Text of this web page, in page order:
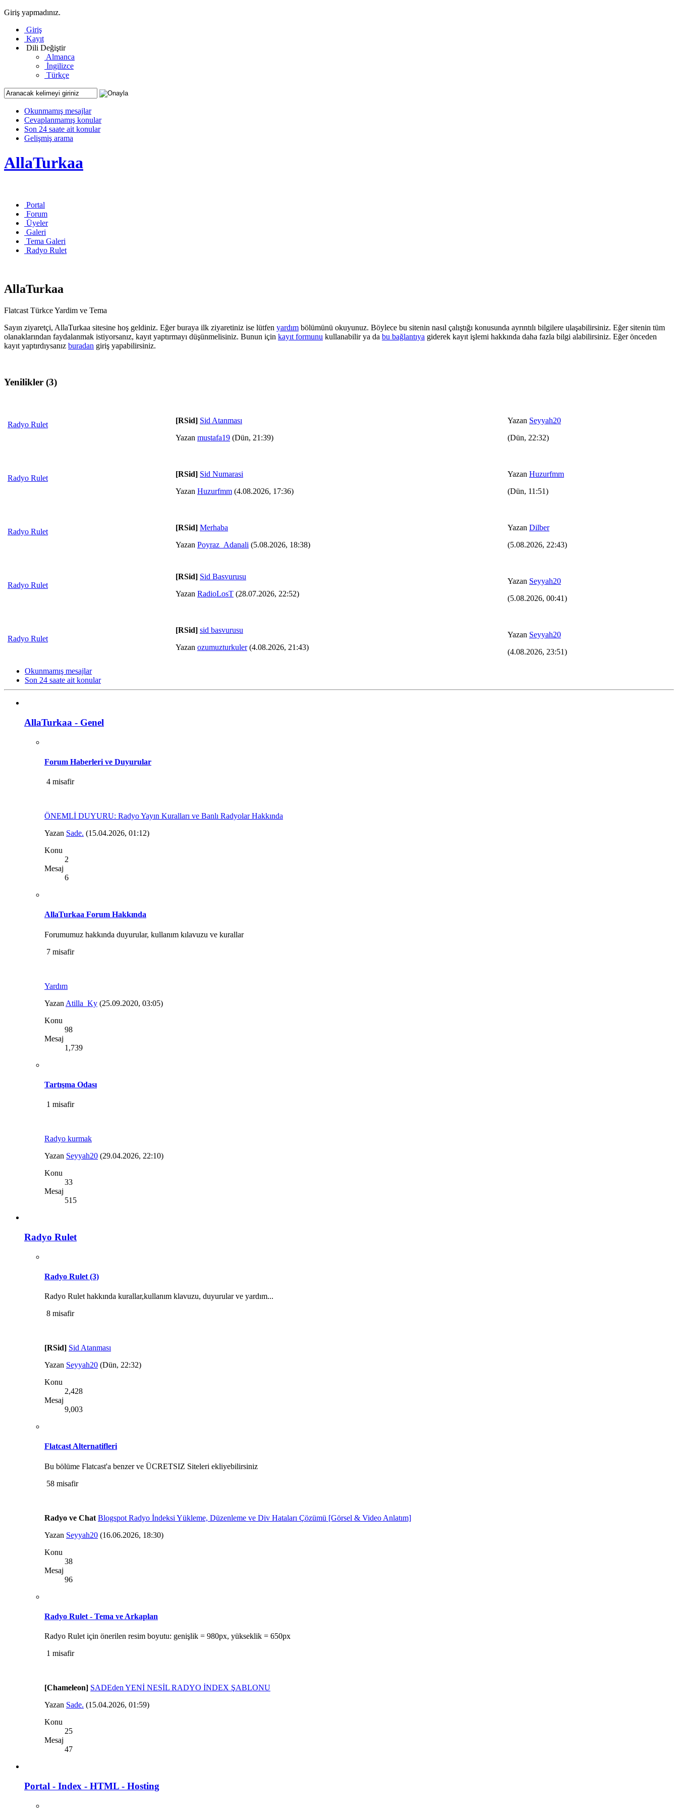
Giriş yapmadınız.
Giriş
Kayıt
Dili Değiştir
Almanca
İngilizce
Türkçe
Okunmamış mesajlar
Cevaplanmamış konular
Son 24 saate ait konular
Gelişmiş arama
AllaTurkaa
Portal
Forum
Üyeler
Galeri
Tema Galeri
Radyo Rulet
AllaTurkaa
Flatcast Türkce Yardim ve Tema
Sayın ziyaretçi, AllaTurkaa sitesine hoş geldiniz. Eğer buraya ilk ziyaretiniz ise lütfen yardım bölümünü okuyunuz. Böylece bu sitenin nasıl çalıştığı konusunda ayrıntılı bilgilere ulaşabilirsiniz. Eğer sitenin tüm
olanaklarından faydalanmak istiyorsanız, kayıt yaptırmayı düşünmelisiniz. Bunun için kayıt formunu kullanabilir ya da bu bağlantıya giderek kayıt işlemi hakkında daha fazla bilgi alabilirsiniz. Eğer önceden
kayıt yaptırdıysanız buradan giriş yapabilirsiniz.
Yenilikler (3)
Radyo Rulet [RSid] Sid Atanması
Yazan mustafa19 (Dün, 21:39)
Yazan Seyyah20
(Dün, 22:32)
Radyo Rulet [RSid] Sid Numarasi
Yazan Huzurfmm (4.08.2026, 17:36)
Yazan Huzurfmm
(Dün, 11:51)
Radyo Rulet [RSid] Merhaba
Yazan Poyraz_Adanali (5.08.2026, 18:38)
Yazan Dilber
(5.08.2026, 22:43)
Radyo Rulet
[RSid] Sid Basvurusu
Yazan RadioLosT (28.07.2026, 22:52)
Yazan Seyyah20
(5.08.2026, 00:41)
Radyo Rulet
[RSid] sid basvurusu
Yazan ozumuzturkuler(4.08.2026, 21:43)
Yazan Seyyah20
(4.08.2026, 23:51)
Okunmamış mesajlar
Son 24 saate ait konular
AllaTurkaa - Genel
Forum Haberleri ve Duyurular
4 misafir
ÖNEMLİ DUYURU: Radyo Yayın Kuralları ve Banlı Radyolar Hakkında
Yazan Sade. (15.04.2026, 01:12)
Konu
2
Mesaj
6
AllaTurkaa Forum Hakkında
Forumumuz hakkında duyurular, kullanım kılavuzu ve kurallar
7 misafir
Yardım
Yazan Atilla_Ky (25.09.2020, 03:05)
Konu
98
Mesaj
1,739
Tartışma Odası
1 misafir
Radyo kurmak
Yazan Seyyah20 (29.04.2026, 22:10)
Konu
33
Mesaj
515
Radyo Rulet
Radyo Rulet (3)
Radyo Rulet hakkında kurallar,kullanım klavuzu, duyurular ve yardım...
8 misafir
[RSid] Sid Atanması
Yazan Seyyah20 (Dün, 22:32)
Konu
2,428
Mesaj
9,003
Flatcast Alternatifleri
Bu bölüme Flatcast'a benzer ve ÜCRETSIZ Siteleri ekliyebilirsiniz
58 misafir
Radyo ve Chat Blogspot Radyo İndeksi Yükleme, Düzenleme ve Div Hataları Çözümü [Görsel & Video Anlatım]
Yazan Seyyah20 (16.06.2026, 18:30)
Konu
38
Mesaj
96
Radyo Rulet - Tema ve Arkaplan
Radyo Rulet için önerilen resim boyutu: genişlik = 980px, yükseklik = 650px
1 misafir
[Chameleon] SADEden YENİ NESİL RADYO İNDEX ŞABLONU
Yazan Sade. (15.04.2026, 01:59)
Konu
25
Mesaj
47
Portal - Index - HTML - Hosting